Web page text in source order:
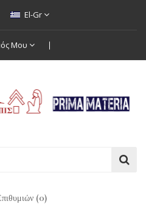
El-Gr
Μου
(0)